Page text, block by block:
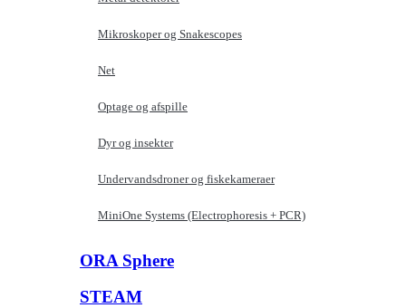
Mikroskoper og Snakescopes
Net
Optage og afspille
Dyr og insekter
Undervandsdroner og fiskekameraer
MiniOne Systems (Electrophoresis + PCR)
ORA Sphere
STEAM